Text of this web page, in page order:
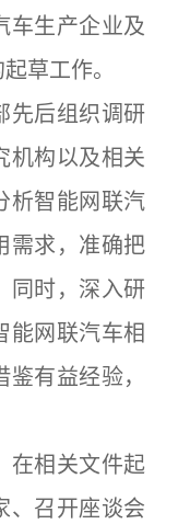
车生产企业及
草工作。
后组织调研
机构以及相关
析智能网联汽
需求，准确把
同时，深入研
能网联汽车相
有益经验，
相关文件起
、召开座谈会